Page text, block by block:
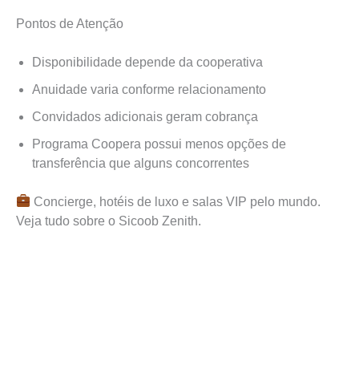
Pontos de Atenção
Disponibilidade depende da cooperativa
Anuidade varia conforme relacionamento
Convidados adicionais geram cobrança
Programa Coopera possui menos opções de
transferência que alguns concorrentes
Concierge, hotéis de luxo e salas VIP pelo mundo.
Veja tudo sobre o Sicoob Zenith.